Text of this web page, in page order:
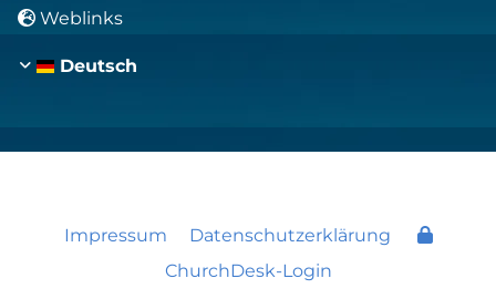
 Weblinks
Deutsch
Impressum
Datenschutzerklärung
ChurchDesk-Login